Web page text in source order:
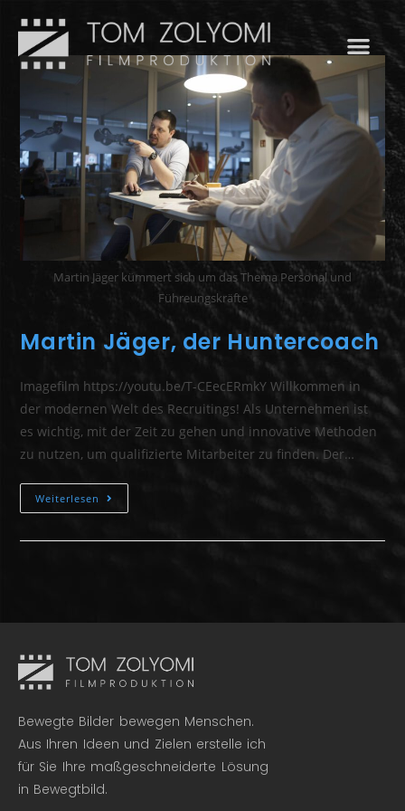
Martin Jäger kümmert sich um das Thema Personal und
Führeungskräfte
Martin Jäger, der Huntercoach
Imagefilm https://youtu.be/T-CEecERmkY Willkommen in
der modernen Welt des Recruitings! Als Unternehmen ist
es wichtig, mit der Zeit zu gehen und innovative Methoden
zu nutzen, um qualifizierte Mitarbeiter zu finden. Der…
Weiterlesen
Bewegte Bilder bewegen Menschen.
Aus Ihren Ideen und Zielen erstelle ich
für Sie Ihre maßgeschneiderte Lösung
in Bewegtbild.